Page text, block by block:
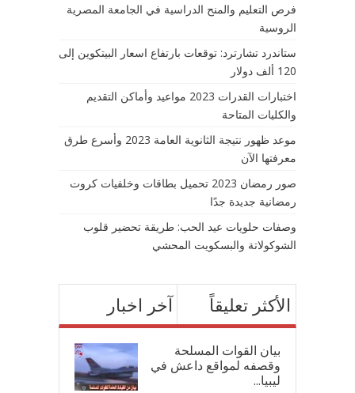
فرص التعليم والمنح الدراسية في الجامعة المصرية
الروسية
ستاندرد تشارترد: توقعات بارتفاع اسعار البيتكوين إلى
120 ألف دولار
اختبارات القدرات 2023 مواعيد وأماكن التقديم
والكليات المتاحة
موعد ظهور نتيجة الثانوية العامة 2023 وأسرع طرق
معرفتها الآن
صور رمضان 2023 تحميل بطاقات وخلفيات كروت
رمضانية جديدة جدًا
وصفات حلويات عيد الحب: طريقة تحضير قلوب
الشوكولاتة والبسكويت المحشي
آخر اخبار الأكثر تعليقاً
بيان القوات المسلحة
وقصفه لمواقع داعش في
ليبيا...